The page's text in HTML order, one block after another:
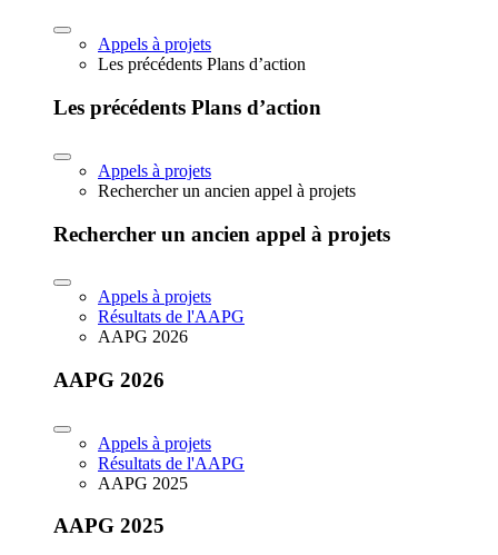
Appels à projets
Les précédents Plans d’action
Les précédents Plans d’action
Appels à projets
Rechercher un ancien appel à projets
Rechercher un ancien appel à projets
Appels à projets
Résultats de l'AAPG
AAPG 2026
AAPG 2026
Appels à projets
Résultats de l'AAPG
AAPG 2025
AAPG 2025